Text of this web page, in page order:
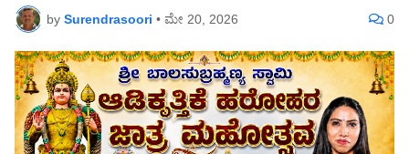
by Surendrasoori • ಮೇ 20, 2026 0